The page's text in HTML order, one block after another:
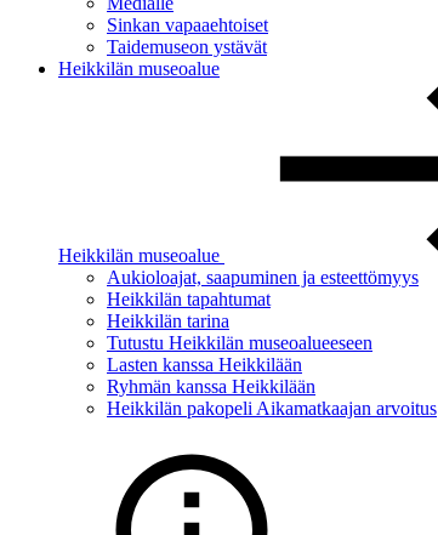
Sinkan vapaaehtoiset
Taidemuseon ystävät
Heikkilän museoalue
Heikkilän museoalue
Aukioloajat, saapuminen ja esteettömyys
Heikkilän tapahtumat
Heikkilän tarina
Tutustu Heikkilän museoalueeseen
Lasten kanssa Heikkilään
Ryhmän kanssa Heikkilään
Heikkilän pakopeli Aikamatkaajan arvoitus